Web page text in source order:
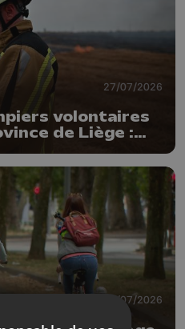
27/07/2026
volontaires
de Liège :
22/07/2026